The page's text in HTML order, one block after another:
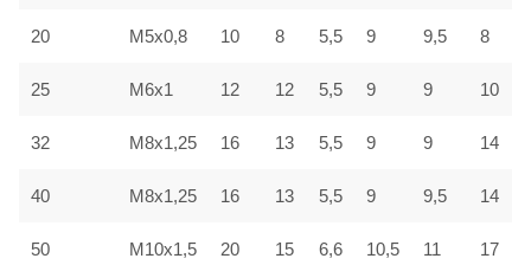
20 M5x0,8 10 8 5,5 9 9,5 8
25 M6x1 12 12 5,5 9 9 10
32 M8x1,25 16 13 5,5 9 9 14
40 M8x1,25 16 13 5,5 9 9,5 14
50 M10x1,5 20 15 6,6 10,5 11 17